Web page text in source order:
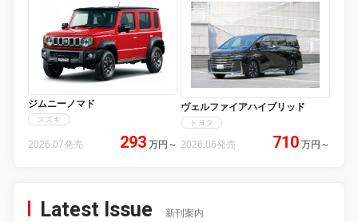
ジムニーノマド
スズキ
2026.07発売 293 万円 ～
ヴェルファイアハイブリッド
トヨタ
2026.06発売 710 万円 ～
Latest Issue 新刊案内